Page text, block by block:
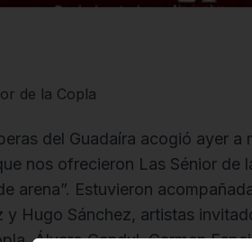
del Guadaíra acogió ayer
nos ofrecieron Las Sénior de
arena”. Estuvieron
y Hugo Sánchez, artistas